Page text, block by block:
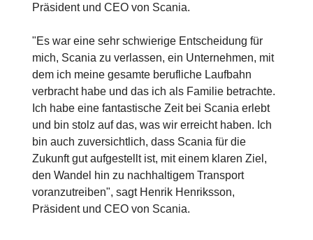
Präsident und CEO von Scania.
"Es war eine sehr schwierige Entscheidung für
mich, Scania zu verlassen, ein Unternehmen, mit
dem ich meine gesamte berufliche Laufbahn
verbracht habe und das ich als Familie betrachte.
Ich habe eine fantastische Zeit bei Scania erlebt
und bin stolz auf das, was wir erreicht haben. Ich
bin auch zuversichtlich, dass Scania für die
Zukunft gut aufgestellt ist, mit einem klaren Ziel,
den Wandel hin zu nachhaltigem Transport
voranzutreiben", sagt Henrik Henriksson,
Präsident und CEO von Scania.